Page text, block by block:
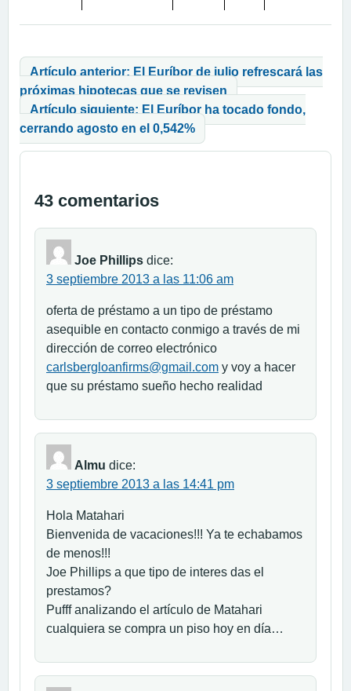
Navegación de entradas
Artículo anterior: El Euríbor de julio refrescará las
próximas hipotecas que se revisen
Artículo siguiente: El Euríbor ha tocado fondo,
cerrando agosto en el 0,542%
43 comentarios
Joe Phillips dice:
3 septiembre 2013 a las 11:06 am
oferta de préstamo a un tipo de préstamo
asequible en contacto conmigo a través de mi
dirección de correo electrónico
carlsbergloanfirms@gmail.com y voy a hacer
que su préstamo sueño hecho realidad
Almu dice:
3 septiembre 2013 a las 14:41 pm
Hola Matahari
Bienvenida de vacaciones!!! Ya te echabamos
de menos!!!
Joe Phillips a que tipo de interes das el
prestamos?
Pufff analizando el artículo de Matahari
cualquiera se compra un piso hoy en día…